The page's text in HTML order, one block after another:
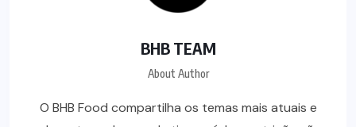
BHB TEAM
About Author
O BHB Food compartilha os temas mais atuais e